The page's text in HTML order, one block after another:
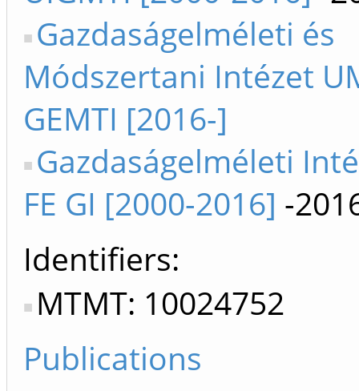
Gazdaságelméleti és
Módszertani Intézet
GEMTI [2016-]
Gazdaságelméleti
FE GI [2000-2016] -
Identifiers
MTMT: 10024752
Publications